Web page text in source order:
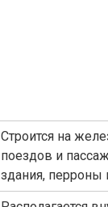
Строится на
поездов и
здания, перроны